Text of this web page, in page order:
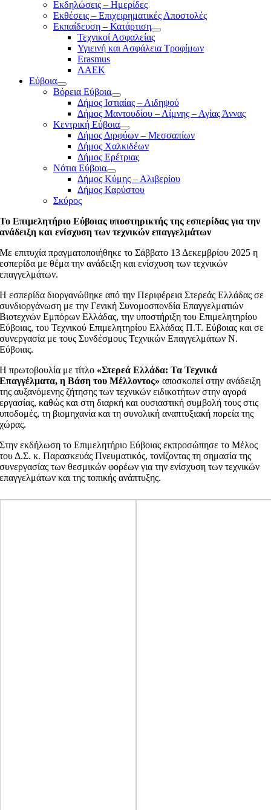
Εκδηλώσεις – Ημερίδες
Εκθέσεις – Επιχειρηματικές Αποστολές
Εκπαίδευση – Κατάρτιση
Τεχνικοί Ασφαλείας
Υγιεινή και Ασφάλεια Τροφίμων
Erasmus
ΛΑΕΚ
Εύβοια
Βόρεια Εύβοια
Δήμος Ιστιαίας – Αιδηψού
Δήμος Μαντουδίου – Λίμνης – Αγίας Άννας
Κεντρική Εύβοια
Δήμος Διρφύων – Μεσσαπίων
Δήμος Χαλκιδέων
Δήμος Ερέτριας
Νότια Εύβοια
Δήμος Κύμης – Αλιβερίου
Δήμος Καρύστου
Σκύρος
Το Επιμελητήριο Εύβοιας υποστηρικτής της εσπερίδας για την
ανάδειξη και ενίσχυση των τεχνικών επαγγελμάτων
Με επιτυχία πραγματοποιήθηκε το Σάββατο 13 Δεκεμβρίου 2025 η
εσπερίδα με θέμα την ανάδειξη και ενίσχυση των τεχνικών
επαγγελμάτων.
Η εσπερίδα διοργανώθηκε από την Περιφέρεια Στερεάς Ελλάδας σε
συνδιοργάνωση με την Γενική Συνομοσπονδία Επαγγελματιών
Βιοτεχνών Εμπόρων Ελλάδας, την υποστήριξη του Επιμελητηρίου
Εύβοιας, του Τεχνικού Επιμελητηρίου Ελλάδας Π.Τ. Εύβοιας και σε
συνεργασία με τους Συνδέσμους Τεχνικών Επαγγελμάτων Ν.
Εύβοιας.
Η πρωτοβουλία με τίτλο «Στερεά Ελλάδα: Τα Τεχνικά
Επαγγέλματα, η Βάση του Μέλλοντος» αποσκοπεί στην ανάδειξη
της αυξανόμενης ζήτησης των τεχνικών ειδικοτήτων στην αγορά
εργασίας, καθώς και στη διαρκή και ουσιαστική συμβολή τους στις
υποδομές, τη βιομηχανία και τη συνολική αναπτυξιακή πορεία της
χώρας.
Στην εκδήλωση το Επιμελητήριο Εύβοιας εκπροσώπησε το Μέλος
του Δ.Σ. κ. Παρασκευάς Πνευματικός, τονίζοντας τη σημασία της
συνεργασίας των θεσμικών φορέων για την ενίσχυση των τεχνικών
επαγγελμάτων και της τοπικής ανάπτυξης.